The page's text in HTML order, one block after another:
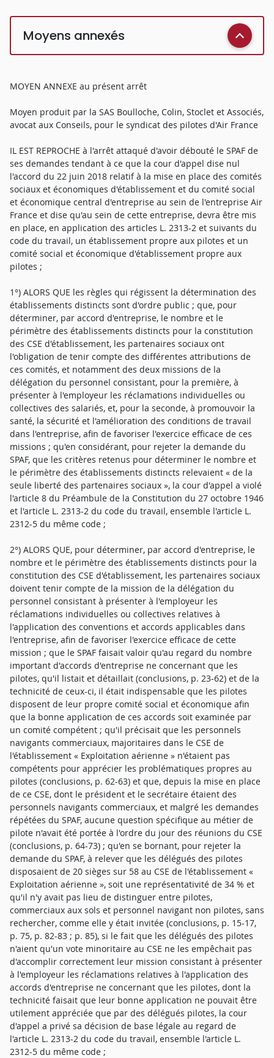
Moyens annexés
MOYEN ANNEXE au présent arrêt
Moyen produit par la SAS Boulloche, Colin, Stoclet et Associés,
avocat aux Conseils, pour le syndicat des pilotes d'Air France
IL EST REPROCHE à l'arrêt attaqué d'avoir débouté le SPAF de
ses demandes tendant à ce que la cour d'appel dise nul
l'accord du 22 juin 2018 relatif à la mise en place des comités
sociaux et économiques d'établissement et du comité social
et économique central d'entreprise au sein de l'entreprise Air
France et dise qu'au sein de cette entreprise, devra être mis
en place, en application des articles L. 2313-2 et suivants du
code du travail, un établissement propre aux pilotes et un
comité social et économique d'établissement propre aux
pilotes ;
1°) ALORS QUE les règles qui régissent la détermination des
établissements distincts sont d'ordre public ; que, pour
déterminer, par accord d'entreprise, le nombre et le
périmètre des établissements distincts pour la constitution
des CSE d'établissement, les partenaires sociaux ont
l'obligation de tenir compte des différentes attributions de
ces comités, et notamment des deux missions de la
délégation du personnel consistant, pour la première, à
présenter à l'employeur les réclamations individuelles ou
collectives des salariés, et, pour la seconde, à promouvoir la
santé, la sécurité et l'amélioration des conditions de travail
dans l'entreprise, afin de favoriser l'exercice efficace de ces
missions ; qu'en considérant, pour rejeter la demande du
SPAF, que les critères retenus pour déterminer le nombre et
le périmètre des établissements distincts relevaient « de la
seule liberté des partenaires sociaux », la cour d'appel a violé
l'article 8 du Préambule de la Constitution du 27 octobre 1946
et l'article L. 2313-2 du code du travail, ensemble l'article L.
2312-5 du même code ;
2°) ALORS QUE, pour déterminer, par accord d'entreprise, le
nombre et le périmètre des établissements distincts pour la
constitution des CSE d'établissement, les partenaires sociaux
doivent tenir compte de la mission de la délégation du
personnel consistant à présenter à l'employeur les
réclamations individuelles ou collectives relatives à
l'application des conventions et accords applicables dans
l'entreprise, afin de favoriser l'exercice efficace de cette
mission ; que le SPAF faisait valoir qu'au regard du nombre
important d'accords d'entreprise ne concernant que les
pilotes, qu'il listait et détaillait (conclusions, p. 23-62) et de la
technicité de ceux-ci, il était indispensable que les pilotes
disposent de leur propre comité social et économique afin
que la bonne application de ces accords soit examinée par
un comité compétent ; qu'il précisait que les personnels
navigants commerciaux, majoritaires dans le CSE de
l'établissement « Exploitation aérienne » n'étaient pas
compétents pour apprécier les problématiques propres au
pilotes (conclusions, p. 62-63) et que, depuis la mise en place
de ce CSE, dont le président et le secrétaire étaient des
personnels navigants commerciaux, et malgré les demandes
répétées du SPAF, aucune question spécifique au métier de
pilote n'avait été portée à l'ordre du jour des réunions du CSE
(conclusions, p. 64-73) ; qu'en se bornant, pour rejeter la
demande du SPAF, à relever que les délégués des pilotes
disposaient de 20 sièges sur 58 au CSE de l'établissement «
Exploitation aérienne », soit une représentativité de 34 % et
qu'il n'y avait pas lieu de distinguer entre pilotes,
commerciaux aux sols et personnel navigant non pilotes, sans
rechercher, comme elle y était invitée (conclusions, p. 15-17,
p. 75, p. 82-83 ; p. 85), si le fait que les délégués des pilotes
n'aient qu'un vote minoritaire au CSE ne les empêchait pas
d'accomplir correctement leur mission consistant à présenter
à l'employeur les réclamations relatives à l'application des
accords d'entreprise ne concernant que les pilotes, dont la
technicité faisait que leur bonne application ne pouvait être
utilement appréciée que par des délégués pilotes, la cour
d'appel a privé sa décision de base légale au regard de
l'article L. 2313-2 du code du travail, ensemble l'article L.
2312-5 du même code ;